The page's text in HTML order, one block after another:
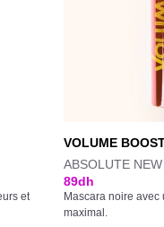
et
VOLUME
ABSOLUTE
89dh
Mascara noire avec
maximal.